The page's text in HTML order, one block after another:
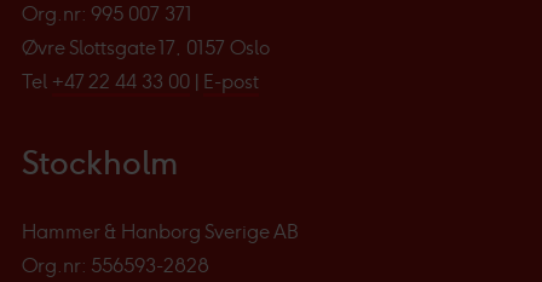
Org.nr: 995 007 371
Øvre Slottsgate 17, 0157 Oslo
Tel +47 22 44 33 00 E-post
Stockholm
Hammer & Hanborg Sverige AB
Org.nr: 556593-2828